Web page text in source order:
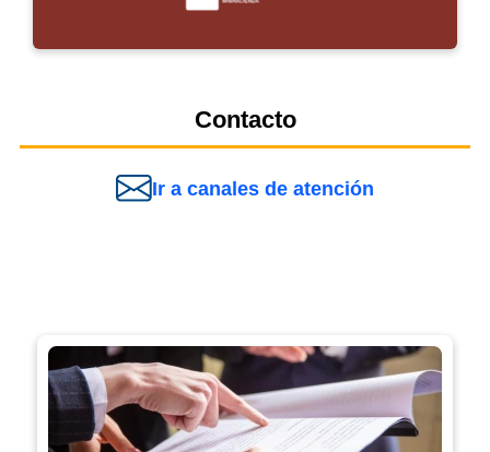
Contacto
Ir a canales de atención